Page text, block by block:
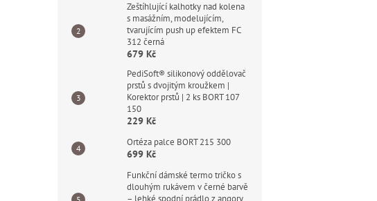
Zeštíhlující kalhotky nad kolena
s masážním, modelujícím,
tvarujícím push up efektem FC
312 černá
679 Kč
PediSoft® silikonový oddělovač
prstů s dvojitým kroužkem |
Korektor prstů | 2 ks BORT 107
150
229 Kč
Ortéza palce BORT 215 300
699 Kč
Funkční dámské termo tričko s
dlouhým rukávem v černé barvě
– lehké spodní prádlo z angory